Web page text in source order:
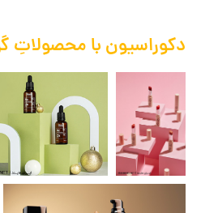
دکوراسیون با محصولاتِ